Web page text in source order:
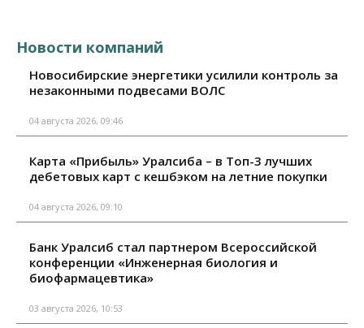
Новости компаний
Новосибирские энергетики усилили контроль за
незаконными подвесами ВОЛС
04 августа 2026, 09:46
Карта «Прибыль» Уралсиба – в Топ-3 лучших
дебетовых карт с кешбэком на летние покупки
04 августа 2026, 09:10
Банк Уралсиб стал партнером Всероссийской
конференции «Инженерная биология и
биофармацевтика»
03 августа 2026, 10:53